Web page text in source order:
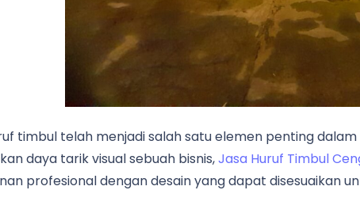
timbul telah menjadi salah satu elemen penting
daya tarik visual sebuah bisnis,Jasa Huruf Timbul
profesional dengan desain yang dapat disesuaikan